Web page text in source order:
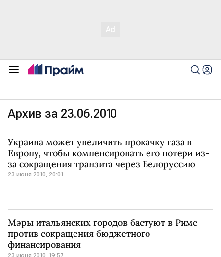
Архив за 23.06.2010
Украина может увеличить прокачку газа в
Европу, чтобы компенсировать его потери из-
за сокращения транзита через Белоруссию
23 июня 2010, 20:01
Мэры итальянских городов бастуют в Риме
против сокращения бюджетного
финансирования
23 июня 2010, 19:57